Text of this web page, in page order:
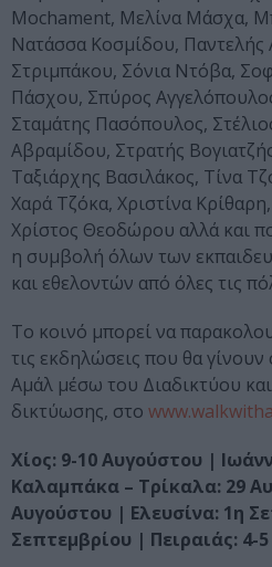
Μochament, Μελίνα Μάσχα,
Νατάσσα Κοσμίδου, Παντελής
Στριμπάκου, Σόνια Ντόβα,
Πάσχου, Σπύρος
Σταμάτης Πασόπουλος,
Αβραμίδου, Στρατής
Ταξιάρχης Βασιλάκος, Τίνα
Χαρά Τζόκα, Χριστίνα
Χρίστος Θεοδώρου αλλά και
η συμβολή όλων των
και εθελοντών από όλες τις
Το κοινό μπορεί να
τις εκδηλώσεις που θα
Αμάλ μέσω του Διαδικτύου
δικτύωσης, στο
Χίος: 9-10 Αυγούστου |
Καλαμπάκα – Τρίκαλα: 29
Αυγούστου | Ελευσίνα: 1η
Σεπτεμβρίου | Πειραιάς: 4-